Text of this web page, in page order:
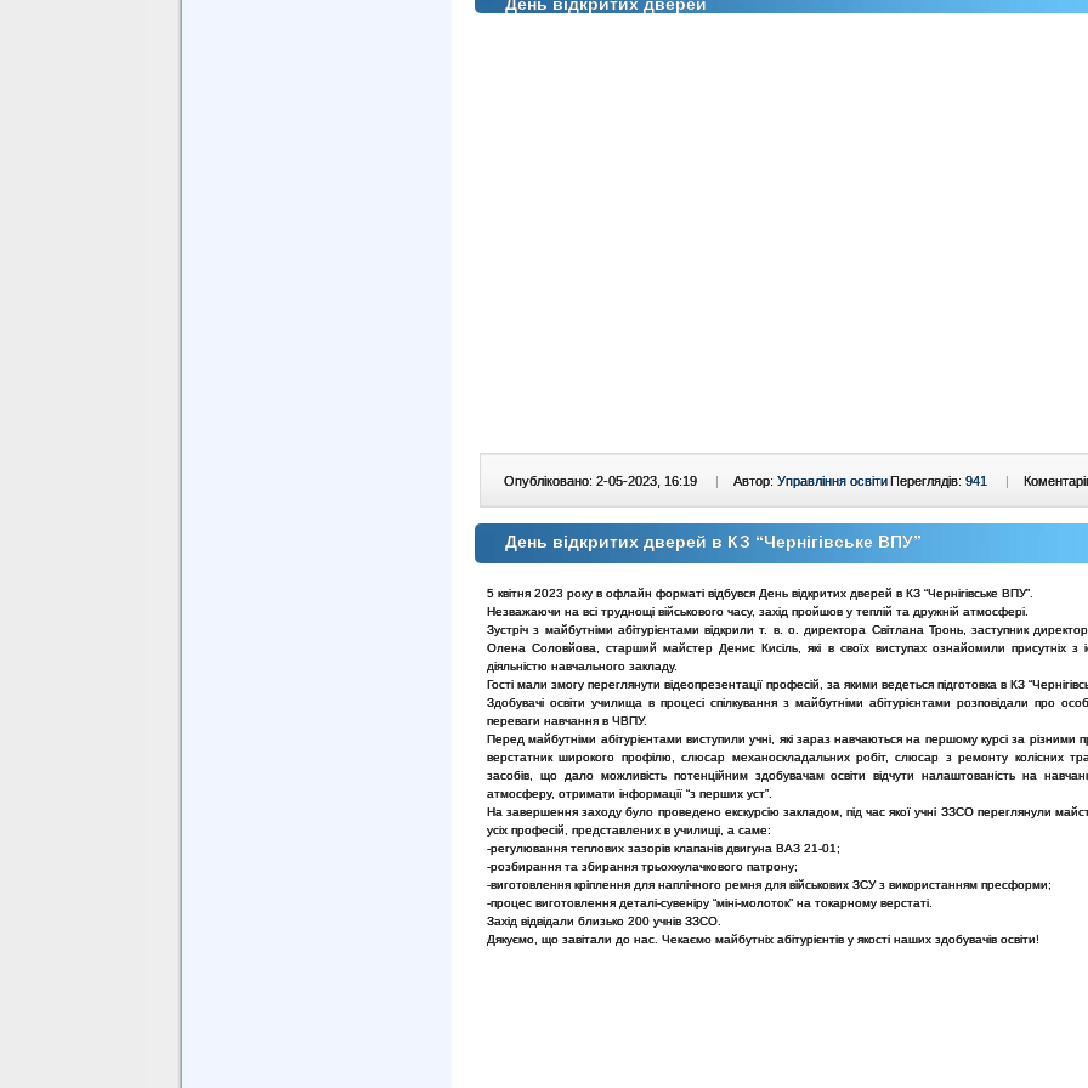
Опубліковано: 2-05-2023, 16:19 | Автор: Управління освітиПереглядів: 941 |
День відкритих дверей в КЗ “Чернігівське ВПУ”
5 квітня 2023 року в офлайн форматі відбувся День відкритих дверей в КЗ “Чернігівське ВПУ”.
Незважаючи на всі труднощі військового часу, захід пройшов у теплій та дружній атмосфері.
Зустріч з майбутніми абітурієнтами відкрили т. в. о. директора Світлана Тронь, заступник
Олена Соловйова, старший майстер Денис Кисіль, які в своїх виступах ознайомили присутніх з
діяльністю навчального закладу.
Гості мали змогу переглянути відеопрезентації професій, за якими ведеться підготовка в КЗ
Здобувачі освіти училища в процесі спілкування з майбутніми абітурієнтами розповідали про
переваги навчання в ЧВПУ.
Перед майбутніми абітурієнтами виступили учні, які зараз навчаються на першому курсі за різними
верстатник широкого профілю, слюсар механоскладальних робіт, слюсар з ремонту колісних
засобів, що дало можливість потенційним здобувачам освіти відчути налаштованість на
атмосферу, отримати інформації “з перших уст”.
На завершення заходу було проведено екскурсію закладом, під час якої учні ЗЗСО переглянули
усіх професій, представлених в училищі, а саме:
-регулювання теплових зазорів клапанів двигуна ВАЗ 21-01;
-розбирання та збирання трьохкулачкового патрону;
-виготовлення кріплення для наплічного ремня для військових ЗСУ з використанням пресформи;
-процес виготовлення деталі-сувеніру “міні-молоток” на токарному верстаті.
Захід відвідали близько 200 учнів ЗЗСО.
Дякуємо, що завітали до нас. Чекаємо майбутніх абітурієнтів у якості наших здобувачів освіти!